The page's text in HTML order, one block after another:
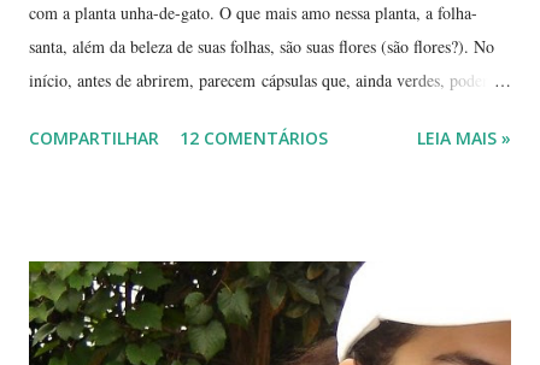
com a planta unha-de-gato. O que mais amo nessa planta, a folha-
santa, além da beleza de suas folhas, são suas flores (são flores?). No
início, antes de abrirem, parecem cápsulas que, ainda verdes, podem
As fotos de hoje são de cachos de suas flores ainda amadurecendo.
família das crassuláceas - Folha-santa. Ao fundo: Agave, dracena e
palmeira açaí. Folha-santa ( Bryophyllum calycinum ). Família das
crassuláceas. Sua reprodução é bem fácil: de qualquer pedaço de
COMPARTILHAR 12 COMENTÁRIOS LEIA MAIS »